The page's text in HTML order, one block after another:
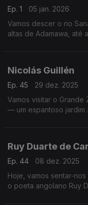
Ep. 1
05 jan. 2026
Vamos descer o rio
altas de Adamawa, até
Nicolás Guillén
Ep. 45
29 dez. 2025
Vamos visitar o
— um espantoso jardim
Ruy Duarte de
Ep. 44
08 dez. 2025
Hoje, vamos sentar-
o poeta angolano Ruy